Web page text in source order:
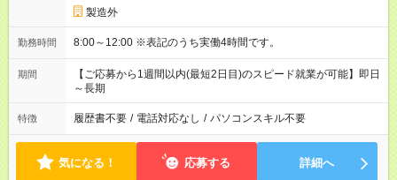
製造外
勤務時間 8:00～12:00 ※表記のうち実働4時間です。
期間
【ご応募から1週間以内(最短2日目)のスピード就業が可能】即日
～長期
特徴 履歴書不要 / 電話対応なし / パソコンスキル不要
気になる！ 応募する 詳細へ